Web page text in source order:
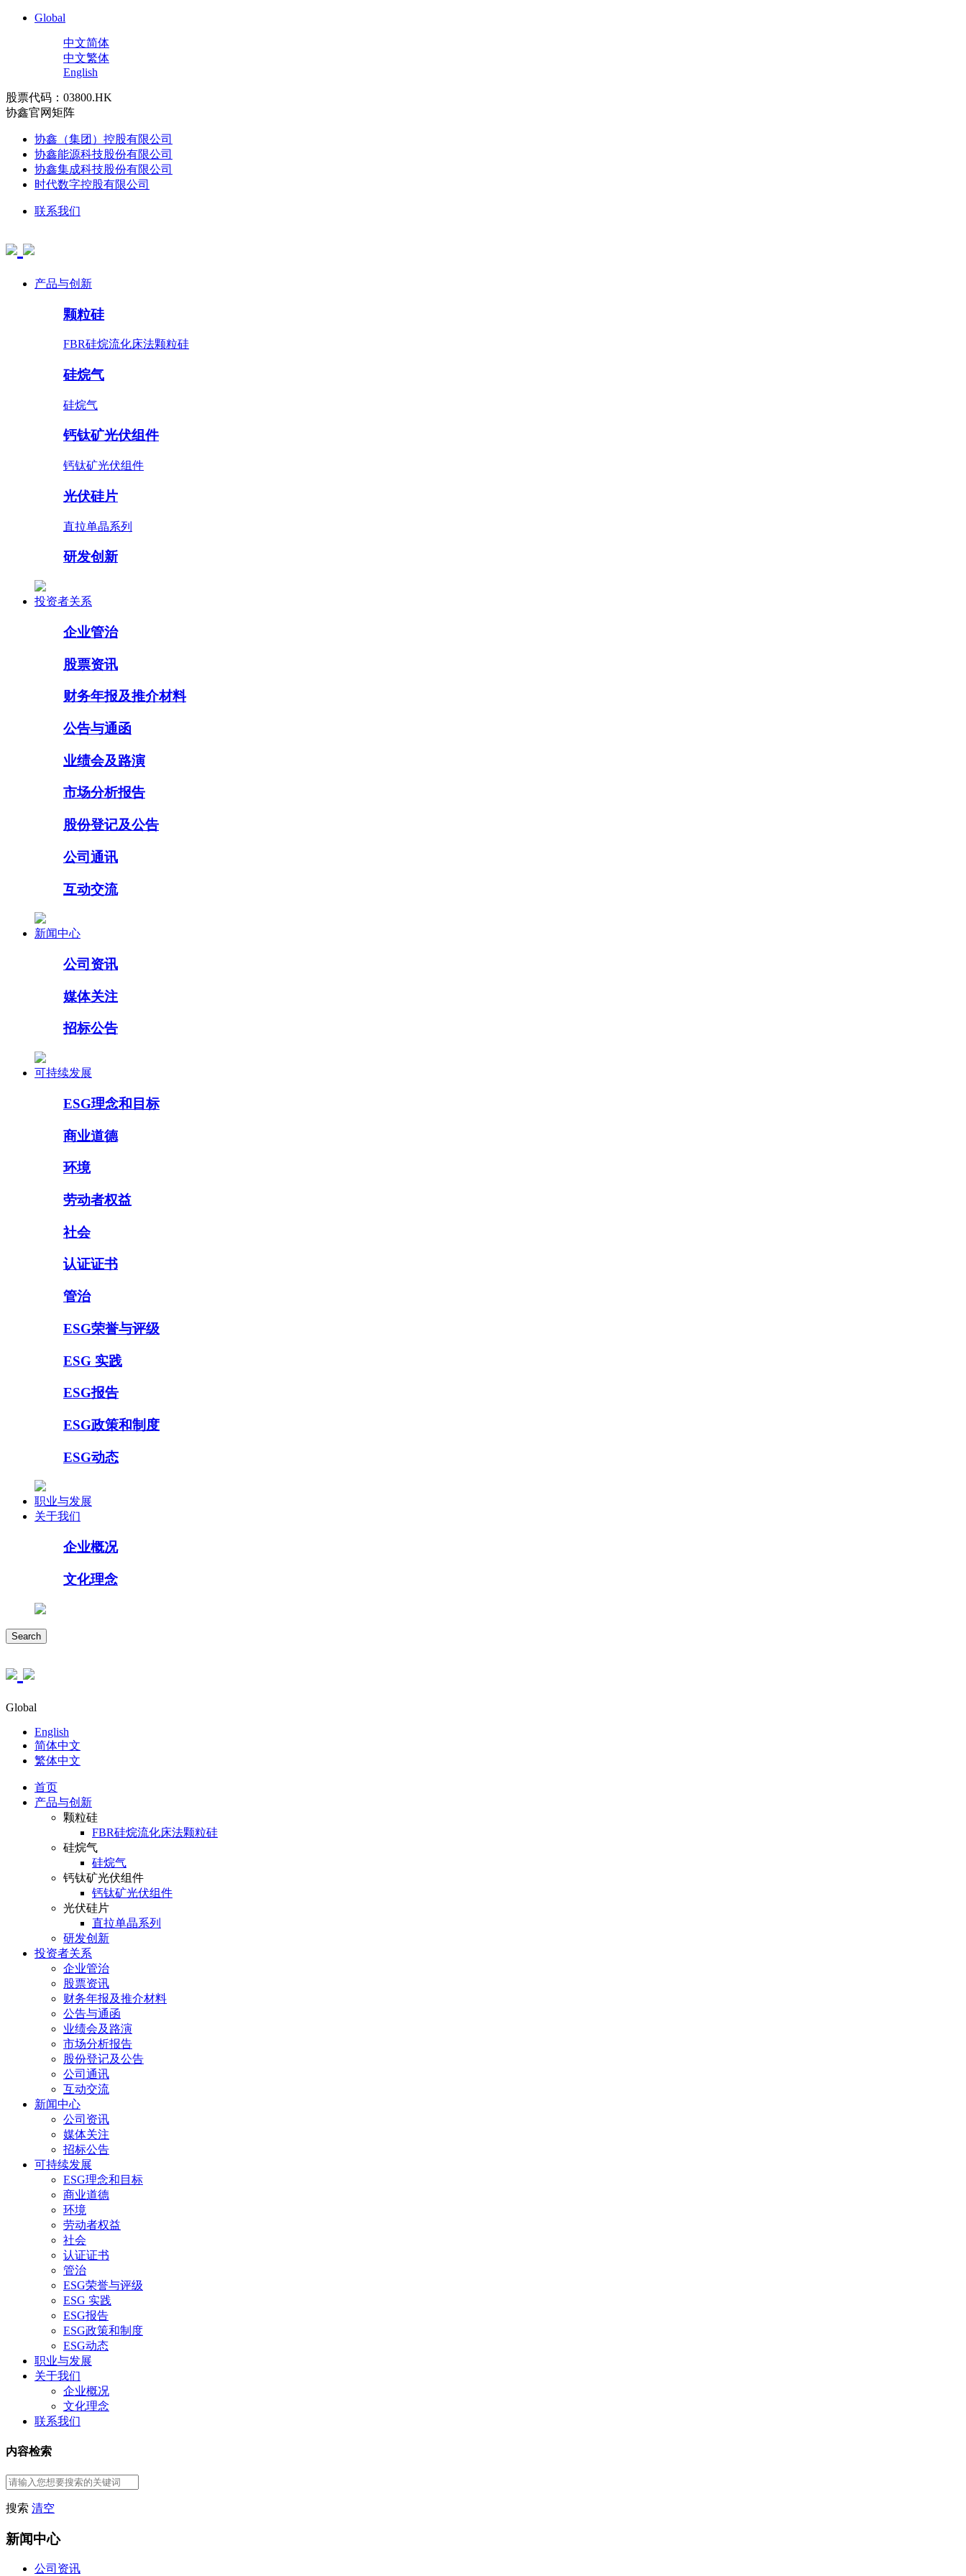
Global
中文简体
中文繁体
English
股票代码：03800.HK
协鑫官网矩阵
协鑫（集团）控股有限公司
协鑫能源科技股份有限公司
协鑫集成科技股份有限公司
时代数字控股有限公司
联系我们
产品与创新
颗粒硅
FBR硅烷流化床法颗粒硅
硅烷气
硅烷气
钙钛矿光伏组件
钙钛矿光伏组件
光伏硅片
直拉单晶系列
研发创新
投资者关系
企业管治
股票资讯
财务年报及推介材料
公告与通函
业绩会及路演
市场分析报告
股份登记及公告
公司通讯
互动交流
新闻中心
公司资讯
媒体关注
招标公告
可持续发展
ESG理念和目标
商业道德
环境
劳动者权益
社会
认证证书
管治
ESG荣誉与评级
ESG 实践
ESG报告
ESG政策和制度
ESG动态
职业与发展
关于我们
企业概况
文化理念
Search
Global
English
简体中文
繁体中文
首页
产品与创新
颗粒硅
FBR硅烷流化床法颗粒硅
硅烷气
硅烷气
钙钛矿光伏组件
钙钛矿光伏组件
光伏硅片
直拉单晶系列
研发创新
投资者关系
企业管治
股票资讯
财务年报及推介材料
公告与通函
业绩会及路演
市场分析报告
股份登记及公告
公司通讯
互动交流
新闻中心
公司资讯
媒体关注
招标公告
可持续发展
ESG理念和目标
商业道德
环境
劳动者权益
社会
认证证书
管治
ESG荣誉与评级
ESG 实践
ESG报告
ESG政策和制度
ESG动态
职业与发展
关于我们
企业概况
文化理念
联系我们
内容检索
搜索 清空
新闻中心
公司资讯